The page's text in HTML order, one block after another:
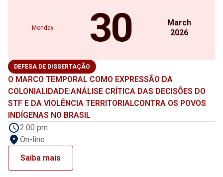
Monday 30
March
2026
DEFESA DE DISSERTAÇÃO
O MARCO TEMPORAL COMO EXPRESSÃO DA
COLONIALIDADE:ANÁLISE CRÍTICA DAS DECISÕES DO
STF E DA VIOLÊNCIA TERRITORIALCONTRA OS POVOS
INDÍGENAS NO BRASIL
2:00 pm
On-line
Saiba mais